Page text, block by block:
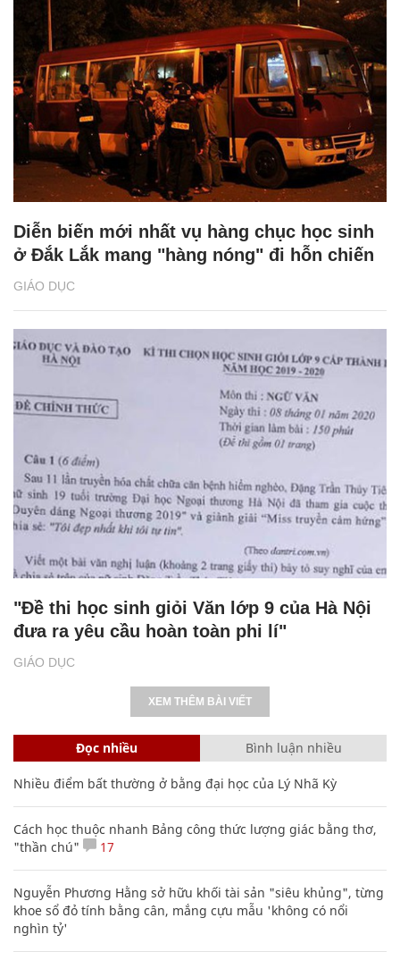
GIÁO DỤC
Diễn biến mới nhất vụ hàng chục học sinh
ở Đắk Lắk mang "hàng nóng" đi hỗn chiến
GIÁO DỤC
"Đề thi học sinh giỏi Văn lớp 9 của Hà Nội
đưa ra yêu cầu hoàn toàn phi lí"
XEM THÊM BÀI VIẾT
Đọc nhiều Bình luận nhiều
Nhiều điểm bất thường ở bằng đại học của Lý Nhã Kỳ
Cách học thuộc nhanh Bảng công thức lượng giác bằng thơ,
"thần chú"
17
Nguyễn Phương Hằng sở hữu khối tài sản "siêu khủng", từng
khoe sổ đỏ tính bằng cân, mắng cựu mẫu 'không có nổi
nghìn tỷ'